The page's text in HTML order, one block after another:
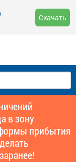
Скачать
в зону
прибытия